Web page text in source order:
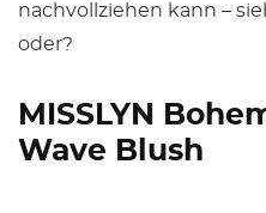
nachvollziehen kann –
oder?
MISSLYN
Wave Blush